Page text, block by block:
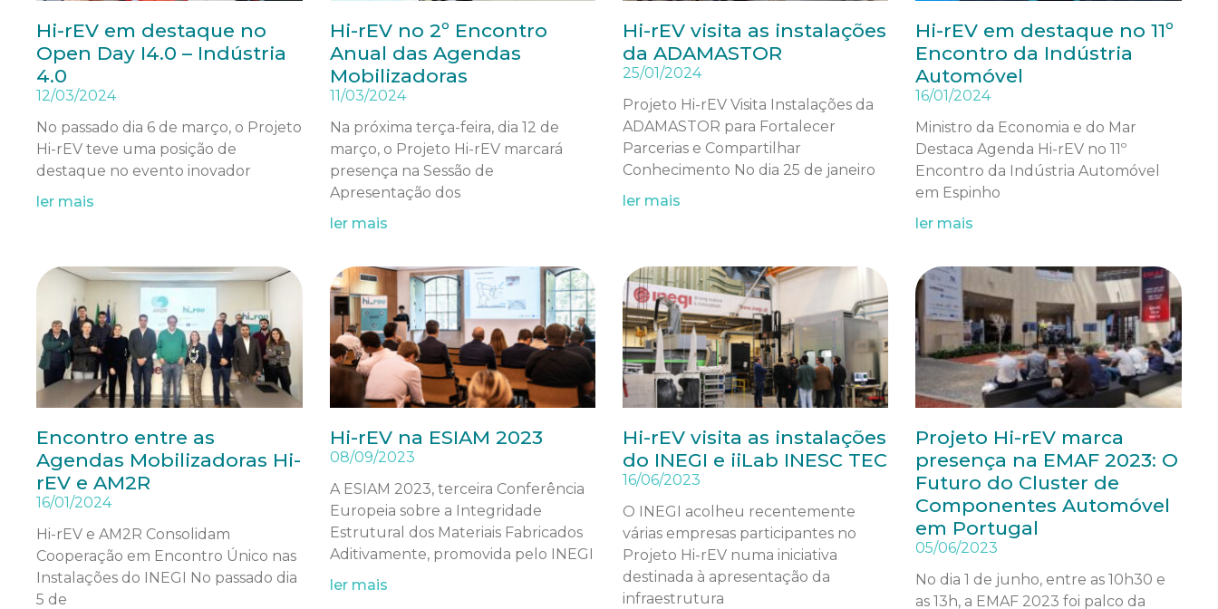
Hi-rEV em destaque no
Open Day I4.0 – Indústria
4.0
12/03/2024
No passado dia 6 de março, o Projeto
Hi-rEV teve uma posição de
destaque no evento inovador
ler mais
Hi-rEV no 2º Encontro
Anual das Agendas
Mobilizadoras
11/03/2024
Na próxima terça-feira, dia 12 de
março, o Projeto Hi-rEV marcará
presença na Sessão de
Apresentação dos
ler mais
Hi-rEV visita as instalações
da ADAMASTOR
25/01/2024
Projeto Hi-rEV Visita Instalações da
ADAMASTOR para Fortalecer
Parcerias e Compartilhar
Conhecimento No dia 25 de janeiro
ler mais
Hi-rEV em destaque no 11º
Encontro da Indústria
Automóvel
16/01/2024
Ministro da Economia e do Mar
Destaca Agenda Hi-rEV no 11º
Encontro da Indústria Automóvel
em Espinho
ler mais
Encontro entre as
Agendas Mobilizadoras Hi-
rEV e AM2R
16/01/2024
Hi-rEV e AM2R Consolidam
Cooperação em Encontro Único nas
Instalações do INEGI No passado dia
5 de
Hi-rEV na ESIAM 2023
08/09/2023
A ESIAM 2023, terceira Conferência
Europeia sobre a Integridade
Estrutural dos Materiais Fabricados
Aditivamente, promovida pelo INEGI
ler mais
Hi-rEV visita as instalações
do INEGI e iiLab INESC TEC
16/06/2023
O INEGI acolheu recentemente
várias empresas participantes no
Projeto Hi-rEV numa iniciativa
destinada à apresentação da
infraestrutura
Projeto Hi-rEV marca
presença na EMAF 2023: O
Futuro do Cluster de
Componentes Automóvel
em Portugal
05/06/2023
No dia 1 de junho, entre as 10h30 e
as 13h, a EMAF 2023 foi palco da